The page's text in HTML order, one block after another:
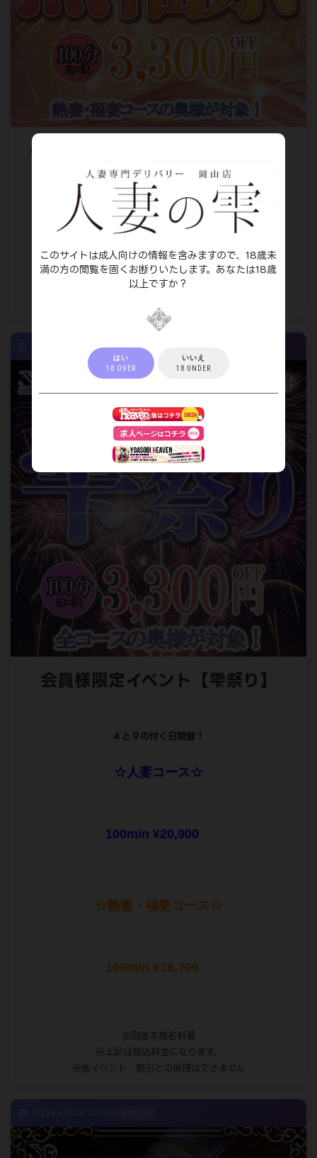
このサイトは成人向けの情報を含みますので、18歳未
満の方の閲覧を固くお断りいたします。あなたは18歳
以上ですか？
はい
18 OVER
いいえ
18 UNDER
会員様限定イベント【熟・福祭】
2と５と0付く日開催！(熟・福妻コース限定)
100min ¥18,700 会員価格
※別途本指名料要
※上記は税込み価格になります。
2026-08-03 20:16 イベント
会員様限定イベント【雫祭り】
４と９の付く日開催！
☆人妻コース☆
100min ¥20,900
☆熟妻・福妻コース☆
100min ¥18,700
※別途本指名料要
※上記は税込料金になります。
※他イベント・割引との併用はできません